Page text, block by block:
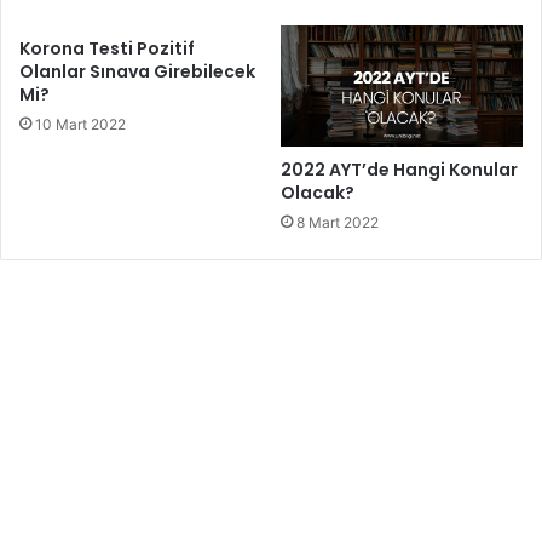
Korona Testi Pozitif
Olanlar Sınava Girebilecek
Mi?
10 Mart 2022
2022 AYT’de Hangi Konular
Olacak?
8 Mart 2022